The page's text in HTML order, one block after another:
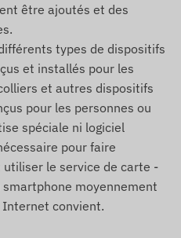
l’appareil (sans
est livré avec les
client doit gérer la carte
mais sans carte SIM,
et prêt à l’emploi.
propre carte SIM.
être ajoutés et des
types de dispositifs
et installés pour les
et autres dispositifs
pour les personnes ou
spéciale ni logiciel
pour faire
le service de carte -
moyennement
Internet convient.